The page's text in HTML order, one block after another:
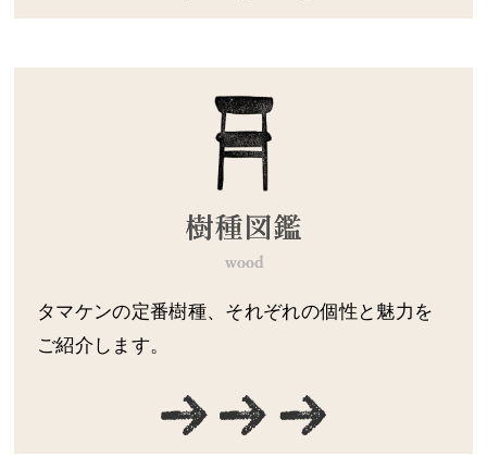
タマケンの定番樹種、それぞれの個性と魅力を
ご紹介します。